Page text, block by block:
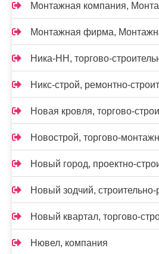
Монтажная компания,
Монтажная фирма,
Ника-НН, торгово-
Никс-строй, ремонтно-
Новая кровля, торгово-
Новострой, торгово-
Новый город, проектно-
Новый зодчий,
Новый квартал, торгово-
Нювел, компания